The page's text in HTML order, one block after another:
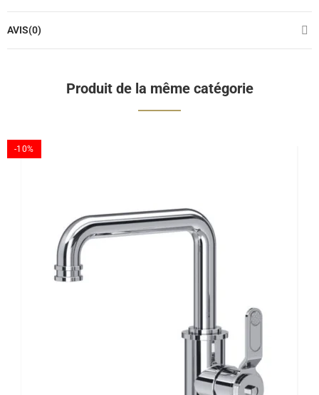
AVIS(0)
Produit de la même catégorie
-10%